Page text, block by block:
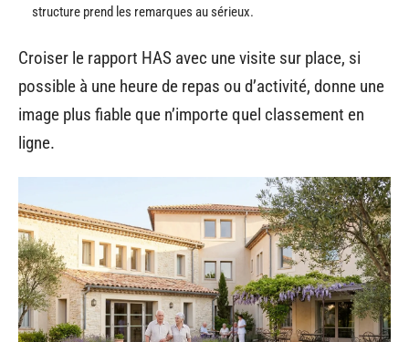
structure prend les remarques au sérieux.
Croiser le rapport HAS avec une visite sur place, si
possible à une heure de repas ou d’activité, donne une
image plus fiable que n’importe quel classement en
ligne.